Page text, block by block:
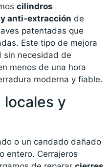
cilindros
anti-extracción de
patentadas que
Este tipo de mejora
sin necesidad de
menos de una hora
moderna y fiable.
locales y
o un candado dañado
entero. Cerrajeros